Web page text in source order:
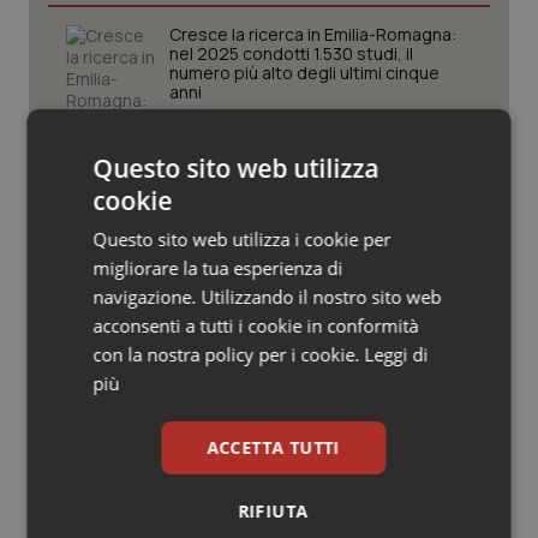
Veneto
Oncoematologia
Psoriasi & pelle
Quotidiano Cardiologia
Quotidiano Chirurgia
Quotidiano Oncologia
Quotidiano Pediatria
Rene & patologie urogenitali
Cresce la ricerca in Emilia-Romagna:
nel 2025 condotti 1.530 studi, il
numero più alto degli ultimi cinque
anni
Decaro accelera su 118, liste d’attesa
Farmaci. Puglia, dal 3 agosto alert
informatico per segnalare l’esistenza
di un equivalente meno costoso
Questo sito web utilizza
cookie
Questo sito web utilizza i cookie per
migliorare la tua esperienza di
navigazione. Utilizzando il nostro sito web
acconsenti a tutti i cookie in conformità
con la nostra policy per i cookie. Leggi di
più
ACCETTA TUTTI
RIFIUTA